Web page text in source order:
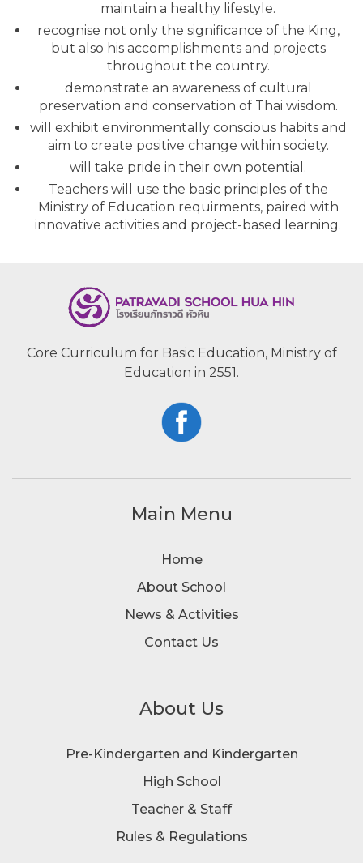
maintain a healthy lifestyle.
recognise not only the significance of the King,
but also his accomplishments and projects
throughout the country.
demonstrate an awareness of cultural
preservation and conservation of Thai wisdom.
will exhibit environmentally conscious habits and
aim to create positive change within society.
will take pride in their own potential.
Teachers will use the basic principles of the
Ministry of Education requirments, paired with
innovative activities and project-based learning.
Core Curriculum for Basic Education, Ministry of
Education in 2551.
Main Menu
Home
About School
News & Activities
Contact Us
About Us
Pre-Kindergarten and Kindergarten
High School
Teacher & Staff
Rules & Regulations